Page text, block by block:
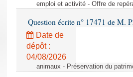
emploi et activité - Offre de
Question écrite n° 17471 de M.
Date de
dépôt :
04/08/2026
animaux - Préservation du